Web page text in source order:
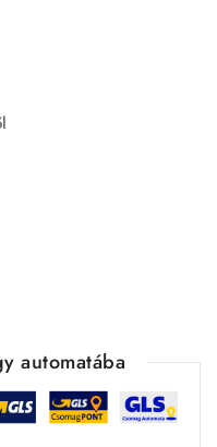
automatába